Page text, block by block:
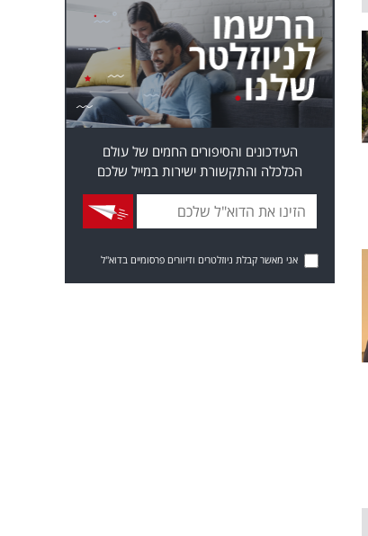
העידכונים והסיפורים החמים של עולם
הכלכלה והתקשורת ישירות במייל שלכם
אני מאשר קבלת ניוזלטרים ודיוורים פרסומיים בדוא"ל